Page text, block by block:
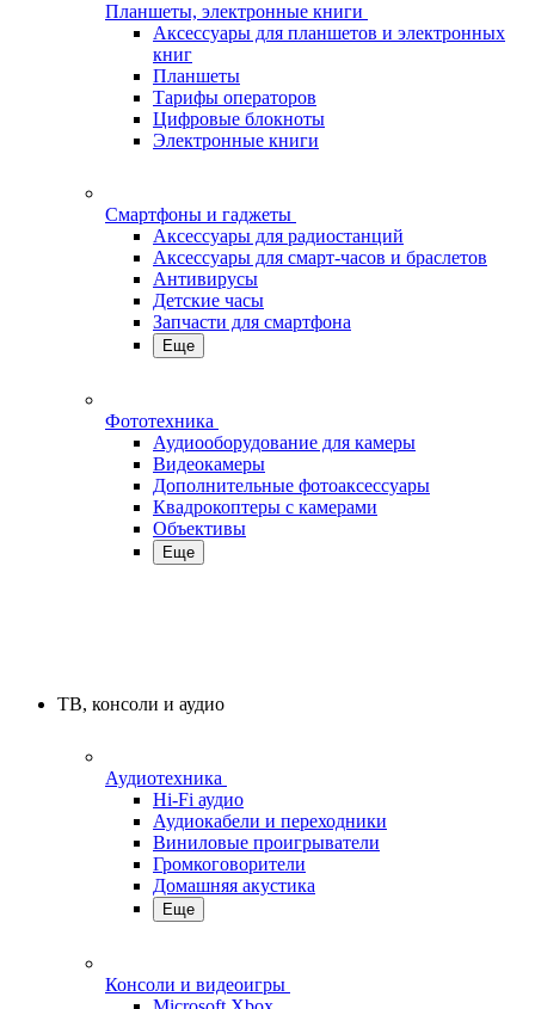
Планшеты, электронные книги
Аксессуары для планшетов и электронных
книг
Планшеты
Тарифы операторов
Цифровые блокноты
Электронные книги
Смартфоны и гаджеты
Аксессуары для радиостанций
Аксессуары для смарт-часов и браслетов
Антивирусы
Детские часы
Запчасти для смартфона
Еще
Фототехника
Аудиооборудование для камеры
Видеокамеры
Дополнительные фотоаксессуары
Квадрокоптеры с камерами
Объективы
Еще
ТВ, консоли и аудио
Аудиотехника
Hi-Fi аудио
Аудиокабели и переходники
Виниловые проигрыватели
Громкоговорители
Домашняя акустика
Еще
Консоли и видеоигры